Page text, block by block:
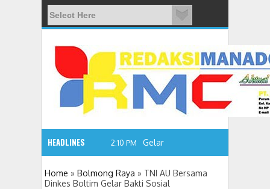
HEADLINES
2:10 PM
Home » Bolmong Raya » TNI AU Bersama
Dinkes Boltim Gelar Bakti Sosial